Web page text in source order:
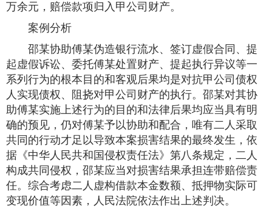
万余元，赔偿款项归入甲公司财产。
案例分析
邵某协助傅某伪造银行流水、签订虚假合同、提
起虚假诉讼、委托傅某处置财产、提起执行异议等一
系列行为的根本目的和客观后果均是对抗甲公司债权
人实现债权、阻挠对甲公司财产的执行。邵某对其协
助傅某实施上述行为的目的和法律后果均应当具有明
确的预见，仍对傅某予以协助和配合，唯有二人采取
共同的行动才足以导致本案损害结果的最终发生，依
据《中华人民共和国侵权责任法》第八条规定，二人
构成共同侵权，邵某应当对损害结果承担连带赔偿责
任。综合考虑二人虚构借款本金数额、抵押物实际可
变现价值等因素，人民法院依法作出上述判决。